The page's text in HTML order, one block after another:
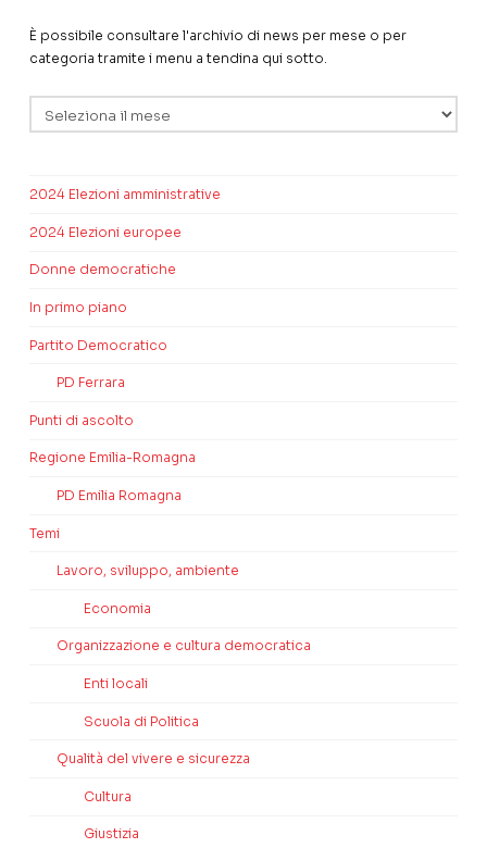
È possibile consultare l'archivio di news per mese o per
categoria tramite i menu a tendina qui sotto.
2024 Elezioni amministrative
2024 Elezioni europee
Donne democratiche
In primo piano
Partito Democratico
PD Ferrara
Punti di ascolto
Regione Emilia-Romagna
PD Emilia Romagna
Temi
Lavoro, sviluppo, ambiente
Economia
Organizzazione e cultura democratica
Enti locali
Scuola di Politica
Qualità del vivere e sicurezza
Cultura
Giustizia